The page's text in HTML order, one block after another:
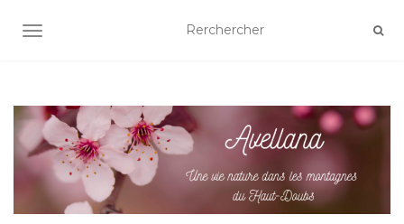
AFFICHER/MASQUER LA NAVIGATION